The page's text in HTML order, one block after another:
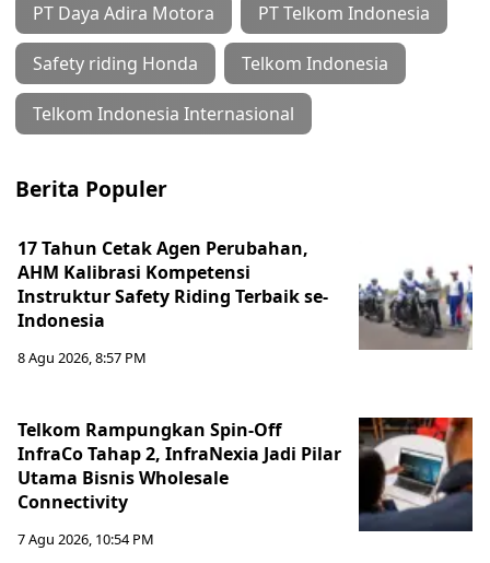
PT Daya Adira Motora PT Telkom Indonesia
Safety riding Honda Telkom Indonesia
Telkom Indonesia Internasional
Berita Populer
17 Tahun Cetak Agen Perubahan,
AHM Kalibrasi Kompetensi
Instruktur Safety Riding Terbaik se-
Indonesia
8 Agu 2026, 8:57 PM
Telkom Rampungkan Spin-Off
InfraCo Tahap 2, InfraNexia Jadi Pilar
Utama Bisnis Wholesale
Connectivity
7 Agu 2026, 10:54 PM